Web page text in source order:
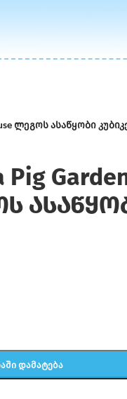
ლეგოს ასაწყობი
Pig
ᲓᲐᲛᲐᲢᲔᲑᲐ